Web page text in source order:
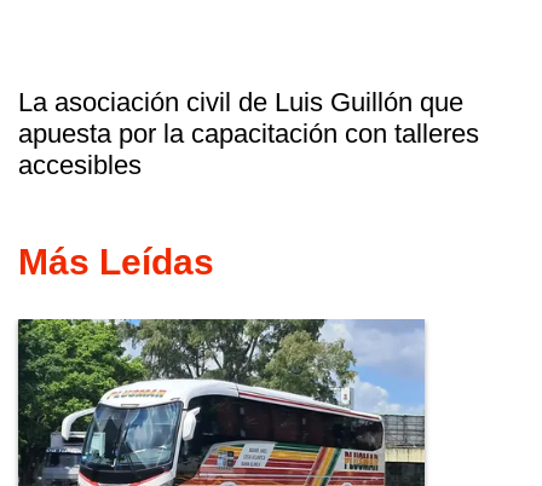
La asociación civil de Luis Guillón que
apuesta por la capacitación con talleres
accesibles
Más Leídas